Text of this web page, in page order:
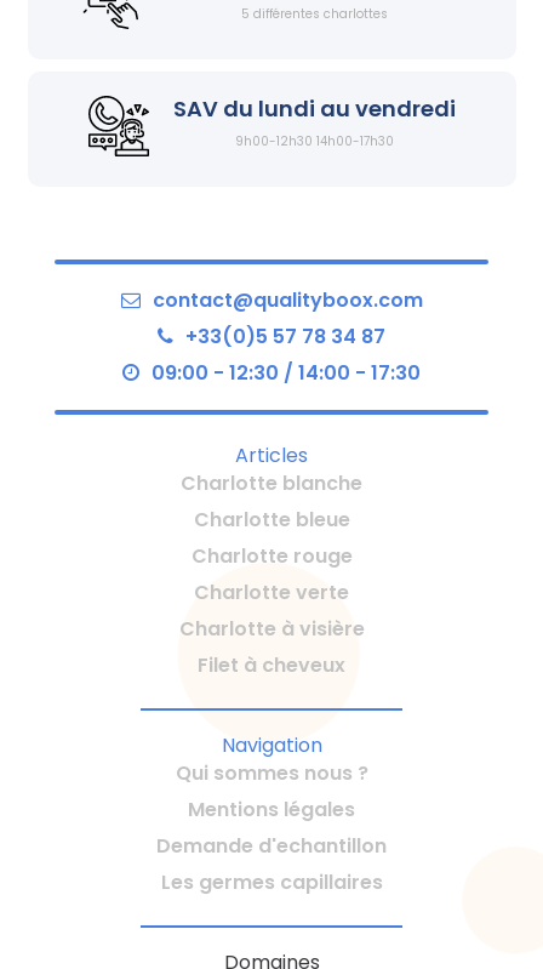
5 différentes charlottes
SAV du lundi au vendredi
9h00-12h30 14h00-17h30
contact@qualityboox.com
+33(0)5 57 78 34 87
09:00 - 12:30 / 14:00 - 17:30
Articles
Charlotte blanche
Charlotte bleue
Charlotte rouge
Charlotte verte
Charlotte à visière
Filet à cheveux
Navigation
Qui sommes nous ?
Mentions légales
Demande d'echantillon
Les germes capillaires
Domaines